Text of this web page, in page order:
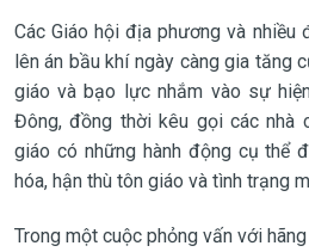
Các Giáo hội địa phương và
lên án bầu khí ngày càng gia tăng
giáo và bạo lực nhắm vào sự
Đông, đồng thời kêu gọi các nhà
giáo có những hành động cụ thể
hóa, hận thù tôn giáo và tình trạng
Trong một cuộc phỏng vấn với